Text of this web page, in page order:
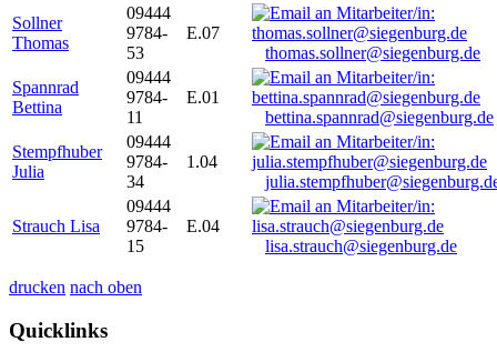
Sollner
Thomas
09444
9784-
53
E.07
thomas.sollner@siegenburg.de
Spannrad
Bettina
09444
9784-
11
E.01
bettina.spannrad@siegenburg.de
Stempfhuber
Julia
09444
9784-
34
1.04
Strauch Lisa
09444
9784-
15
E.04
lisa.strauch@siegenburg.de
drucken nach oben
Quicklinks